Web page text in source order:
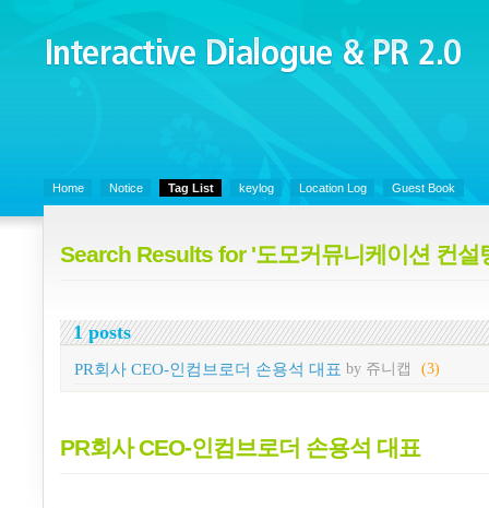
Interactive Dialogue &
PR 2.0
Home Notice Tag List keylog Location Log Guest Book
Search Results for '도모커뮤니케이션 컨설
1 posts
PR회사 CEO-인컴브로더 손용석 대표 by 쥬니캡 (3)
PR회사 CEO-인컴브로더 손용석 대표